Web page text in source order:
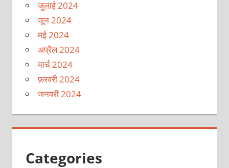
जुलाई 2024
जून 2024
मई 2024
अप्रैल 2024
मार्च 2024
फ़रवरी 2024
जनवरी 2024
Categories